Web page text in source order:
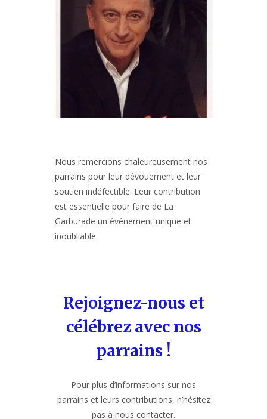
Nous remercions chaleureusement nos
parrains pour leur dévouement et leur
soutien indéfectible. Leur contribution
est essentielle pour faire de La
Garburade un événement unique et
inoubliable.
Rejoignez-nous et
célébrez avec nos
parrains !
Pour plus d’informations sur nos
parrains et leurs contributions, n’hésitez
pas à nous contacter.